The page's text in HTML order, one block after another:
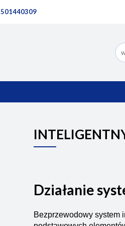
501440309
Kategorie
Działanie
Bezprzewodowy system